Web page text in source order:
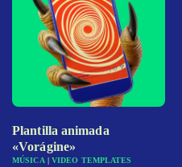
Plantilla animada
«Vorágine»
MÚSICA| VIDEO TEMPLATES